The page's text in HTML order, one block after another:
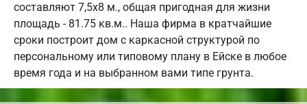
составляют 7,5х8 м., общая пригодная для жизни
площадь - 81.75 кв.м.. Наша фирма в кратчайшие
сроки построит дом с каркасной структурой по
персональному или типовому плану в Ейске в любое
время года и на выбранном вами типе грунта.